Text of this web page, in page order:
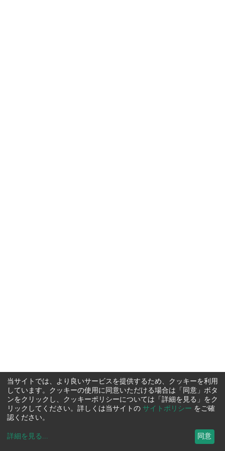
当サイトでは、より良いサービスを提供するため、クッキーを利用
しています。クッキーの使用に同意いただける場合は「同意」ボタ
ンをクリックし、クッキーポリシーについては「詳細を見る」をク
リックしてください。詳しくは当サイトの サイトポリシー をご確
認ください。
詳細を見る ... 同意